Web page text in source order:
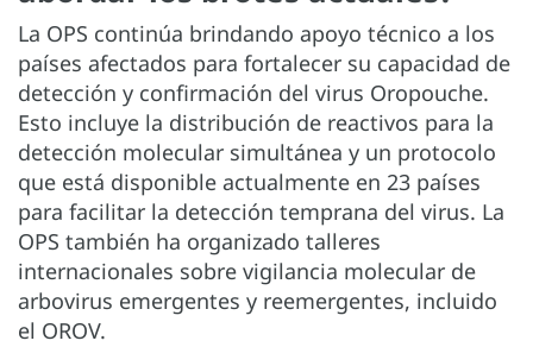
La OPS continúa brindando apoyo técnico a los
países afectados para fortalecer su capacidad de
detección y confirmación del virus Oropouche.
Esto incluye la distribución de reactivos para la
detección molecular simultánea y un protocolo
que está disponible actualmente en 23 países
para facilitar la detección temprana del virus. La
OPS también ha organizado talleres
internacionales sobre vigilancia molecular de
arbovirus emergentes y reemergentes, incluido
el OROV.